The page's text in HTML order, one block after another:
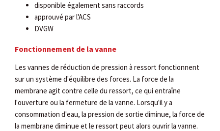
disponible également sans raccords
approuvé par l'ACS
DVGW
Fonctionnement de la vanne
Les vannes de réduction de pression à ressort fonctionnent
sur un système d'équilibre des forces. La force de la
membrane agit contre celle du ressort, ce qui entraîne
l'ouverture ou la fermeture de la vanne. Lorsqu'il y a
consommation d'eau, la pression de sortie diminue, la force de
la membrane diminue et le ressort peut alors ouvrir la vanne.